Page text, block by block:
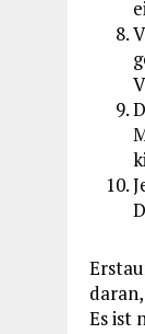
Es ist